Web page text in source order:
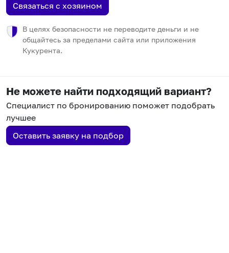
Связаться с хозяином
В целях безопасности не переводите деньги и не
общайтесь за пределами сайта или приложения
Кукурента.
Не можете найти подходящий вариант?
Специалист по бронированию поможет подобрать
лучшее
Оставить заявку на подбор